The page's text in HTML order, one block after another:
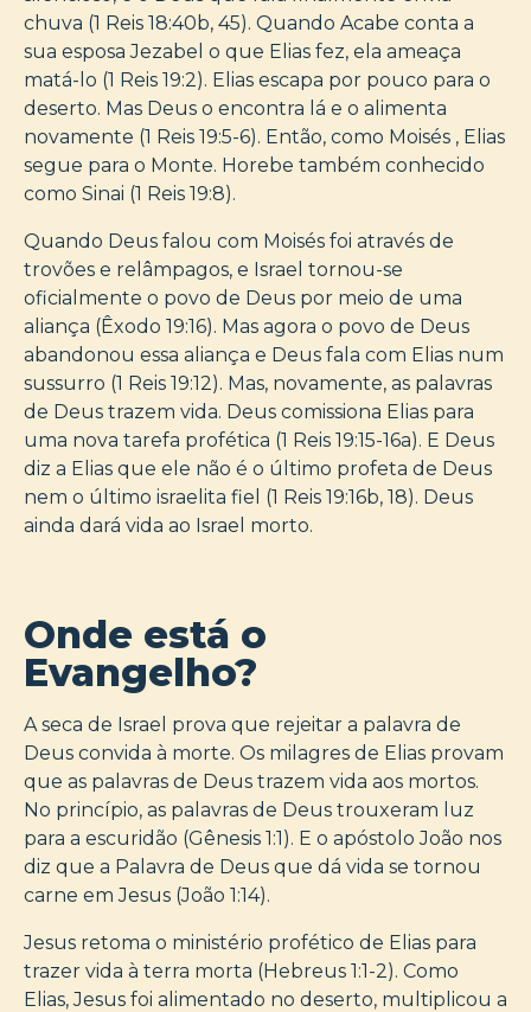
chuva (1 Reis 18:40b, 45). Quando Acabe conta a
sua esposa Jezabel o que Elias fez, ela ameaça
matá-lo (1 Reis 19:2). Elias escapa por pouco para o
deserto. Mas Deus o encontra lá e o alimenta
novamente (1 Reis 19:5-6). Então, como Moisés , Elias
segue para o Monte. Horebe também conhecido
como Sinai (1 Reis 19:8).
Quando Deus falou com Moisés foi através de
trovões e relâmpagos, e Israel tornou-se
oficialmente o povo de Deus por meio de uma
aliança (Êxodo 19:16). Mas agora o povo de Deus
abandonou essa aliança e Deus fala com Elias num
sussurro (1 Reis 19:12). Mas, novamente, as palavras
de Deus trazem vida. Deus comissiona Elias para
uma nova tarefa profética (1 Reis 19:15-16a). E Deus
diz a Elias que ele não é o último profeta de Deus
nem o último israelita fiel (1 Reis 19:16b, 18). Deus
ainda dará vida ao Israel morto.
Onde está o
Evangelho?
A seca de Israel prova que rejeitar a palavra de
Deus convida à morte. Os milagres de Elias provam
que as palavras de Deus trazem vida aos mortos.
No princípio, as palavras de Deus trouxeram luz
para a escuridão (Gênesis 1:1). E o apóstolo João nos
diz que a Palavra de Deus que dá vida se tornou
carne em Jesus (João 1:14).
Jesus retoma o ministério profético de Elias para
trazer vida à terra morta (Hebreus 1:1-2). Como
Elias, Jesus foi alimentado no deserto, multiplicou a